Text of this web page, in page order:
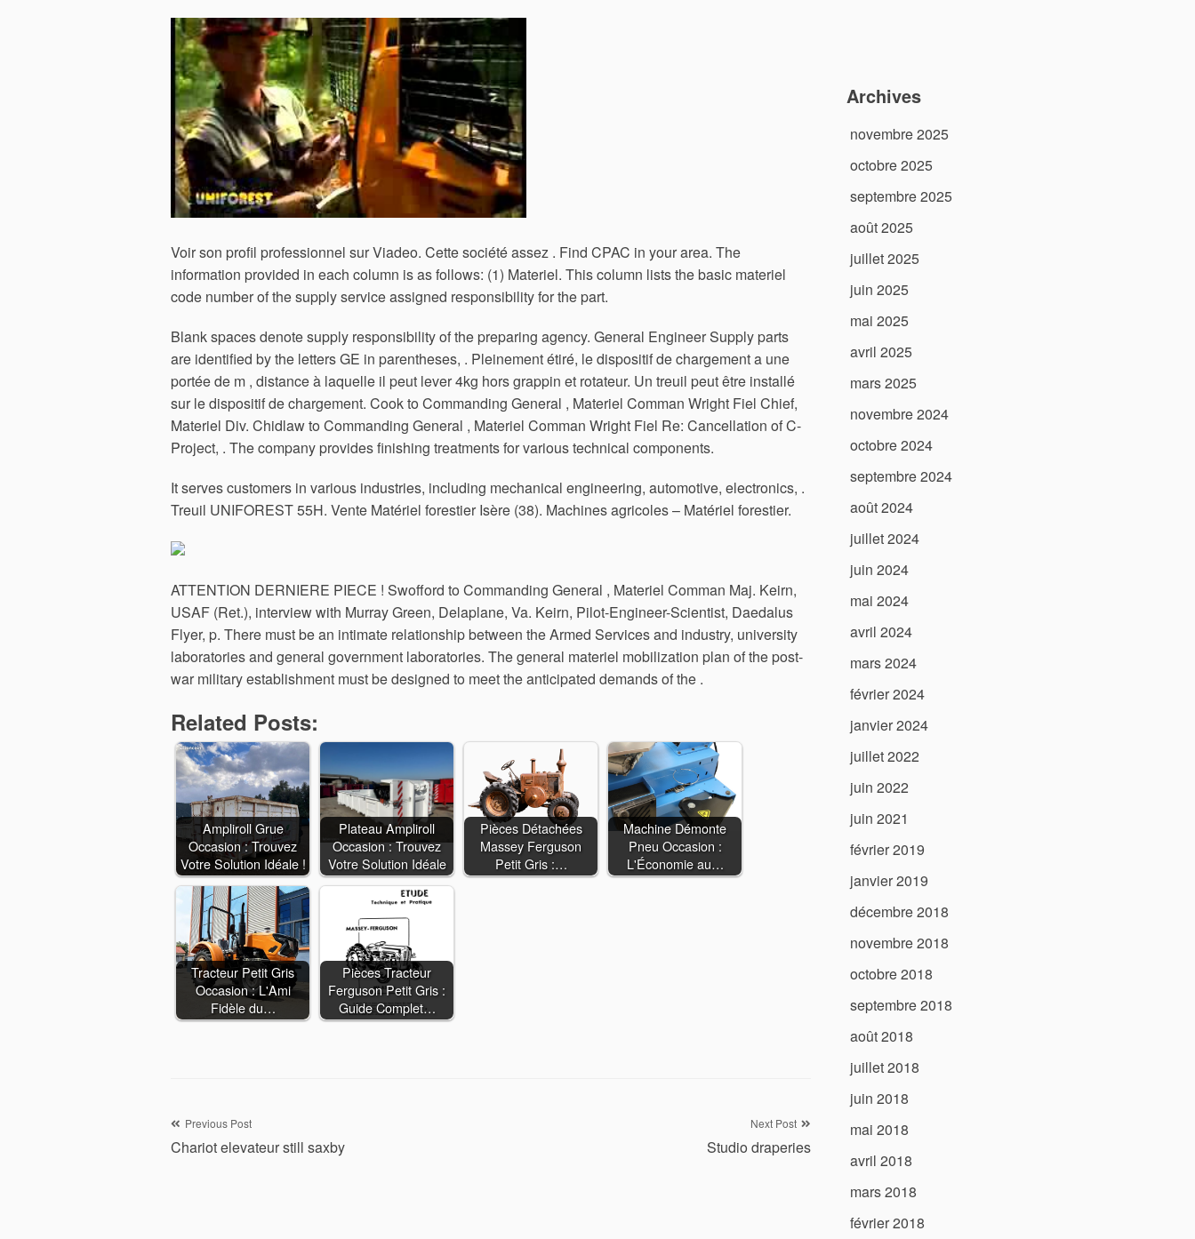
Voir son profil professionnel sur Viadeo. Cette société assez . Find CPAC in your area. The
information provided in each column is as follows: (1) Materiel. This column lists the basic materiel
code number of the supply service assigned responsibility for the part.
Blank spaces denote supply responsibility of the preparing agency. General Engineer Supply parts
are identified by the letters GE in parentheses, . Pleinement étiré, le dispositif de chargement a une
portée de m , distance à laquelle il peut lever 4kg hors grappin et rotateur. Un treuil peut être installé
sur le dispositif de chargement. Cook to Commanding General , Materiel Comman Wright Fiel Chief,
Materiel Div. Chidlaw to Commanding General , Materiel Comman Wright Fiel Re: Cancellation of C-
Project, . The company provides finishing treatments for various technical components.
It serves customers in various industries, including mechanical engineering, automotive, electronics, .
Treuil UNIFOREST 55H. Vente Matériel forestier Isère (38). Machines agricoles – Matériel forestier.
ATTENTION DERNIERE PIECE ! Swofford to Commanding General , Materiel Comman Maj. Keirn,
USAF (Ret.), interview with Murray Green, Delaplane, Va. Keirn, Pilot-Engineer-Scientist, Daedalus
Flyer, p. There must be an intimate relationship between the Armed Services and industry, university
laboratories and general government laboratories. The general materiel mobilization plan of the post-
war military establishment must be designed to meet the anticipated demands of the .
Related Posts:
Ampliroll Grue
Occasion : Trouvez
Votre Solution Idéale !
Plateau Ampliroll
Occasion : Trouvez
Votre Solution Idéale
Pièces Détachées
Massey Ferguson
Petit Gris :…
Machine Démonte
Pneu Occasion :
L'Économie au…
Tracteur Petit Gris
Occasion : L'Ami
Fidèle du…
Pièces Tracteur
Ferguson Petit Gris :
Guide Complet…
Navigation
Previous Post
Chariot elevateur still saxby
Next Post
Studio draperies
Archives
novembre 2025
octobre 2025
septembre 2025
août 2025
juillet 2025
juin 2025
mai 2025
avril 2025
mars 2025
novembre 2024
octobre 2024
septembre 2024
août 2024
juillet 2024
juin 2024
mai 2024
avril 2024
mars 2024
février 2024
janvier 2024
juillet 2022
juin 2022
juin 2021
février 2019
janvier 2019
décembre 2018
novembre 2018
octobre 2018
septembre 2018
août 2018
juillet 2018
juin 2018
mai 2018
avril 2018
mars 2018
février 2018